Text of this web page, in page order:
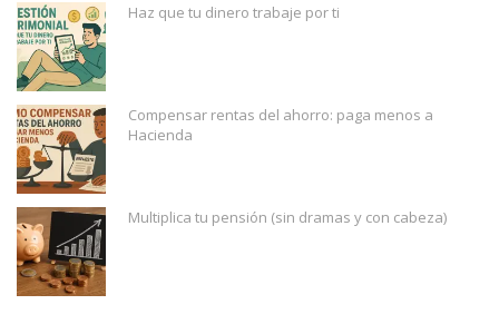
Haz que tu dinero trabaje por ti
Compensar rentas del ahorro: paga menos a
Hacienda
Multiplica tu pensión (sin dramas y con cabeza)